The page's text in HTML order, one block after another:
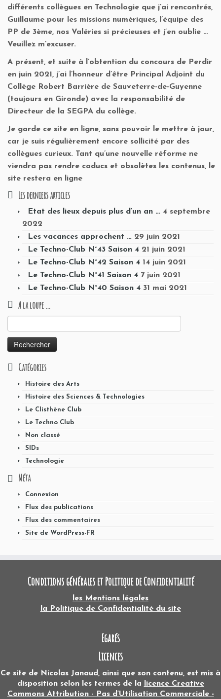
différents collègues en Technologie que j’ai rencontrés,
Guillaume pour les missions numériques, l’équipe des
PP de 3ème, nos Valéries si précieuses et j’en oublie …
Veuillez m’excuser.
A présent, et suite à l’obtention du concours de Perdir
en juin 2021, j’ai l’honneur d’être Principal Adjoint du
Collège Robert Barrière de Sauveterre-de-Guyenne
(toujours en Gironde) avec la responsabilité de
Directeur de la SEGPA du collège.
Je garde ce site en ligne, sans pouvoir le mettre à jour,
car je suis régulièrement encore sollicité par des
collègues curieux. Tant qu’une nouvelle réforme ne
viendra pas rendre caducs et obsolètes les contenus, le
site restera en ligne
Les derniers articles
Etat des lieux depuis plus d’un an … 4 septembre
2022
Les vacances approchent … 29 juin 2021
Le Techno-Club N°43 Saison 4 21 juin 2021
Le Techno-Club N°42 Saison 4 14 juin 2021
Le Techno-Club N°41 Saison 4 7 juin 2021
Le Techno-Club N°40 Saison 4 31 mai 2021
A la loupe …
Catégories
Histoire des Arts
Histoire des Sciences & Technologies
Le Clisthène Club
Le Techno Club
Non classé
SIDs
Technologie
Méta
Connexion
Flux des publications
Flux des commentaires
Site de WordPress-FR
Conditions générales et Politique de Confidentialité
les Mentions légales
la Politique de Confidentialité du site
Egarés
Licences
Ce site de Nicolas Janaud , ainsi que son contenu, est mis à
disposition selon les termes de la
licence Creative
Commons Attribution - Pas d’Utilisation Commerciale -